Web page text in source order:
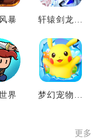
暴
轩辕剑龙舞
界
梦幻宠物联
更多